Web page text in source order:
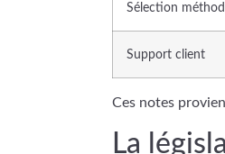
Sélection
Support client
Ces notes
La